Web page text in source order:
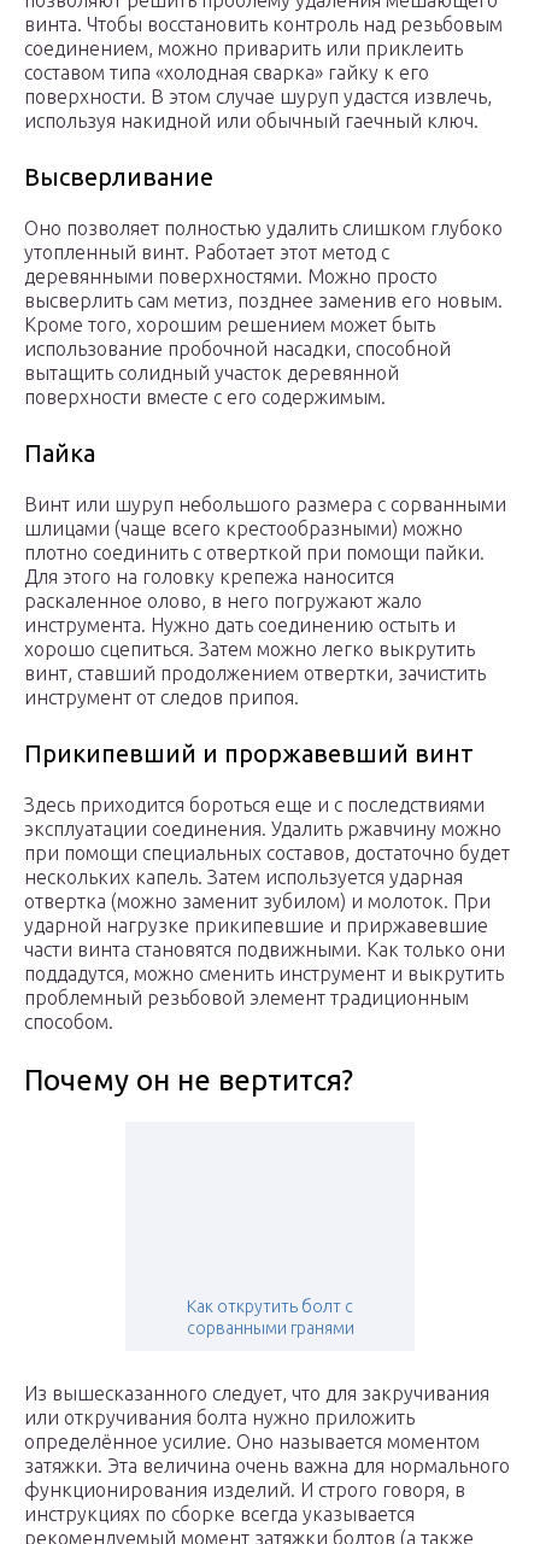
винта. Чтобы восстановить контроль над резьбовым
соединением, можно приварить или приклеить
составом типа «холодная сварка» гайку к его
поверхности. В этом случае шуруп удастся извлечь,
используя накидной или обычный гаечный ключ.
Высверливание
Оно позволяет полностью удалить слишком глубоко
утопленный винт. Работает этот метод с
деревянными поверхностями. Можно просто
высверлить сам метиз, позднее заменив его новым.
Кроме того, хорошим решением может быть
использование пробочной насадки, способной
вытащить солидный участок деревянной
поверхности вместе с его содержимым.
Пайка
Винт или шуруп небольшого размера с сорванными
шлицами (чаще всего крестообразными) можно
плотно соединить с отверткой при помощи пайки.
Для этого на головку крепежа наносится
раскаленное олово, в него погружают жало
инструмента. Нужно дать соединению остыть и
хорошо сцепиться. Затем можно легко выкрутить
винт, ставший продолжением отвертки, зачистить
инструмент от следов припоя.
Прикипевший и проржавевший винт
Здесь приходится бороться еще и с последствиями
эксплуатации соединения. Удалить ржавчину можно
при помощи специальных составов, достаточно будет
нескольких капель. Затем используется ударная
отвертка (можно заменит зубилом) и молоток. При
ударной нагрузке прикипевшие и приржавевшие
части винта становятся подвижными. Как только они
поддадутся, можно сменить инструмент и выкрутить
проблемный резьбовой элемент традиционным
способом.
Почему он не вертится?
Как открутить болт с
сорванными гранями
Из вышесказанного следует, что для закручивания
или откручивания болта нужно приложить
определённое усилие. Оно называется моментом
затяжки. Эта величина очень важна для нормального
функционирования изделий. И строго говоря, в
инструкциях по сборке всегда указывается
рекомендуемый момент затяжки болтов (а также